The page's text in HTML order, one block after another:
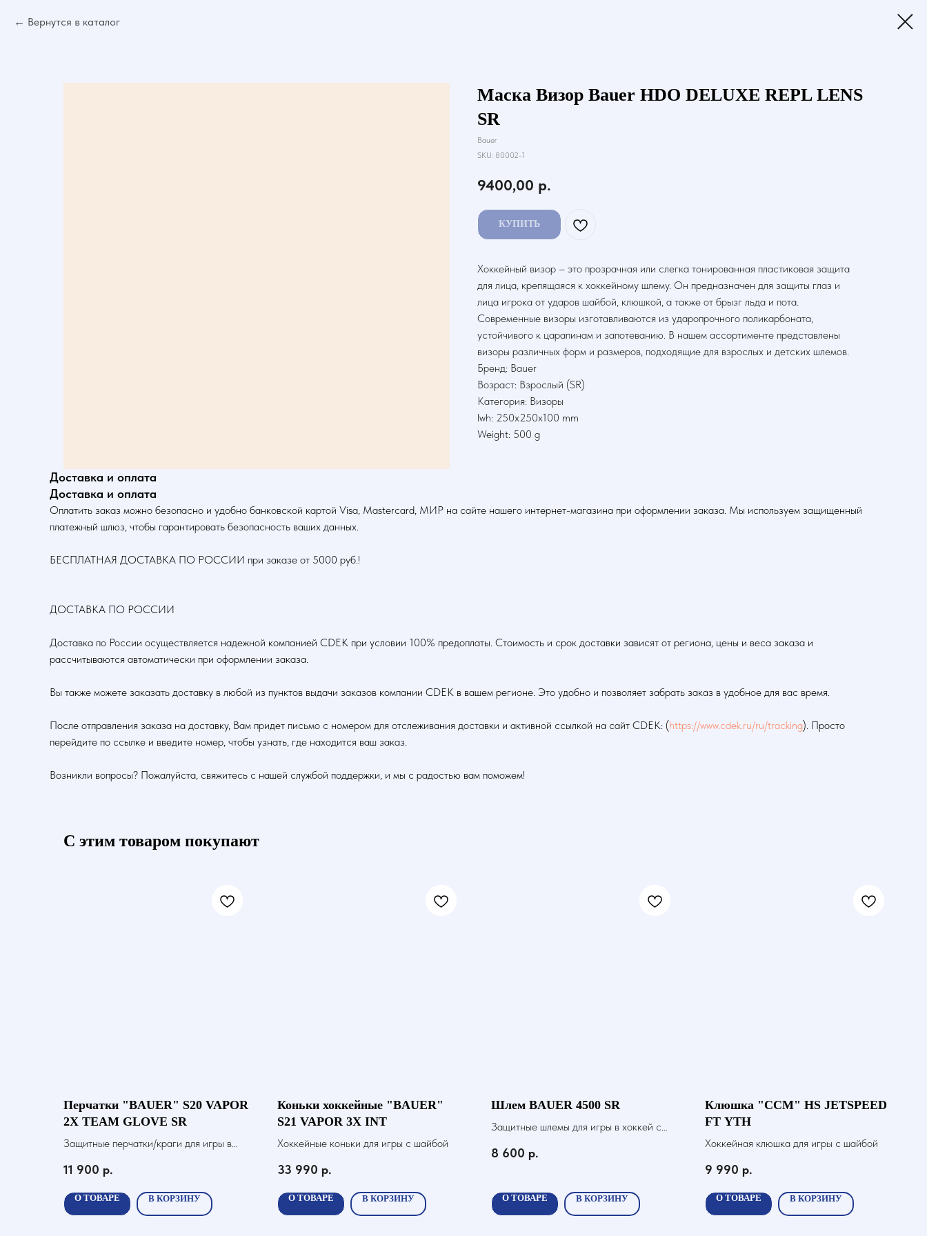
Вернутся в каталог
Маска Визор Bauer HDO DELUXE REPL LENS
SR
Bauer
SKU: 80002-1
9400,00 р.
КУПИТЬ
Хоккейный визор – это прозрачная или слегка тонированная пластиковая защита
для лица, крепящаяся к хоккейному шлему. Он предназначен для защиты глаз и
лица игрока от ударов шайбой, клюшкой, а также от брызг льда и пота.
Современные визоры изготавливаются из ударопрочного поликарбоната,
устойчивого к царапинам и запотеванию. В нашем ассортименте представлены
визоры различных форм и размеров, подходящие для взрослых и детских шлемов.
Бренд: Bauer
Возраст: Взрослый (SR)
Категория: Визоры
lwh: 250x250x100 mm
Weight: 500 g
Доставка и оплата
Доставка и оплата
Оплатить заказ можно безопасно и удобно банковской картой Visa, Mastercard, МИР на сайте нашего интернет-магазина при оформлении заказа. Мы используем защищенный
платежный шлюз, чтобы гарантировать безопасность ваших данных.
БЕСПЛАТНАЯ ДОСТАВКА ПО РОССИИ при заказе от 5000 руб.!
ДОСТАВКА ПО РОССИИ
Доставка по России осуществляется надежной компанией CDEK при условии 100% предоплаты. Стоимость и срок доставки зависят от региона, цены и веса заказа и
рассчитываются автоматически при оформлении заказа.
Вы также можете заказать доставку в любой из пунктов выдачи заказов компании CDEK в вашем регионе. Это удобно и позволяет забрать заказ в удобное для вас время.
После отправления заказа на доставку, Вам придет письмо с номером для отслеживания доставки и активной ссылкой на сайт CDEK: (https://www.cdek.ru/ru/tracking). Просто
перейдите по ссылке и введите номер, чтобы узнать, где находится ваш заказ.
Возникли вопросы? Пожалуйста, свяжитесь с нашей службой поддержки, и мы с радостью вам поможем!
С этим товаром покупают
Перчатки "BAUER" S20 VAPOR
2X TEAM GLOVE SR
Защитные перчатки/краги для игры в
11 900 р.
О ТОВАРЕ В КОРЗИНУ
Коньки хоккейные "BAUER"
S21 VAPOR 3X INT
Хоккейные коньки для игры с шайбой
33 990 р.
О ТОВАРЕ В КОРЗИНУ
Шлем BAUER 4500 SR
Защитные шлемы для игры в хоккей с
8 600 р.
О ТОВАРЕ В КОРЗИНУ
Клюшка "CCM" HS JETSPEED
FT YTH
Хоккейная клюшка для игры с шайбой
9 990 р.
О ТОВАРЕ В КОРЗИНУ